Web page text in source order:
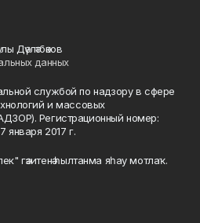
Дәүләтбәков
данных
службой по надзору в сфере
и массовых
Регистрационный номер:
2017 г.
гәзитенә һылтанма яһау мотлаҡ.